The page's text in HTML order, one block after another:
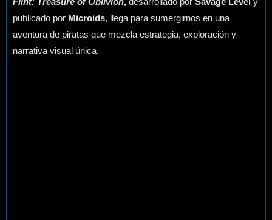
publicado por Microids, llega para sumergirnos en una
aventura de piratas que mezcla estrategia, exploración y
narrativa visual única.